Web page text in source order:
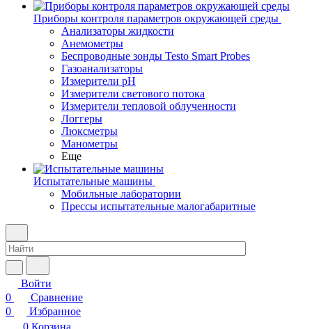
Приборы контроля параметров окружающей среды
Анализаторы жидкости
Анемометры
Беспроводные зонды Testo Smart Probes
Газоанализаторы
Измерители pH
Измерители светового потока
Измерители тепловой облученности
Логгеры
Люксметры
Манометры
Еще
Испытательные машины
Мобильные лаборатории
Прессы испытательные малогабаритные
Войти
0
Сравнение
0
Избранное
0 Корзина